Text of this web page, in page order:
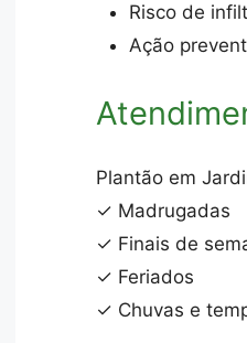
Risco de
Ação
Plantão em
✓ Madrugadas
✓ Finais de
✓ Feriados
✓ Chuvas e